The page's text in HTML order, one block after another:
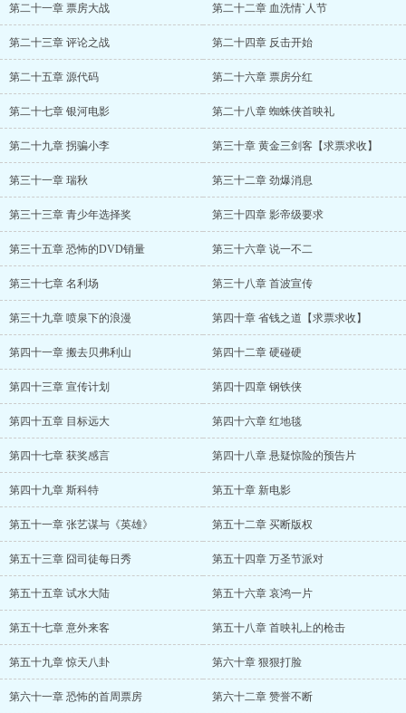
第二十一章 票房大战 第二十二章 血洗情`人节
第二十三章 评论之战 第二十四章 反击开始
第二十五章 源代码 第二十六章 票房分红
第二十七章 银河电影 第二十八章 蜘蛛侠首映礼
第二十九章 拐骗小李 第三十章 黄金三剑客【求票求收】
第三十一章 瑞秋 第三十二章 劲爆消息
第三十三章 青少年选择奖 第三十四章 影帝级要求
第三十五章 恐怖的DVD销量 第三十六章 说一不二
第三十七章 名利场 第三十八章 首波宣传
第三十九章 喷泉下的浪漫 第四十章 省钱之道【求票求收】
第四十一章 搬去贝弗利山 第四十二章 硬碰硬
第四十三章 宣传计划 第四十四章 钢铁侠
第四十五章 目标远大 第四十六章 红地毯
第四十七章 获奖感言 第四十八章 悬疑惊险的预告片
第四十九章 斯科特 第五十章 新电影
第五十一章 张艺谋与《英雄》 第五十二章 买断版权
第五十三章 囧司徒每日秀 第五十四章 万圣节派对
第五十五章 试水大陆 第五十六章 哀鸿一片
第五十七章 意外来客 第五十八章 首映礼上的枪击
第五十九章 惊天八卦 第六十章 狠狠打脸
第六十一章 恐怖的首周票房 第六十二章 赞誉不断